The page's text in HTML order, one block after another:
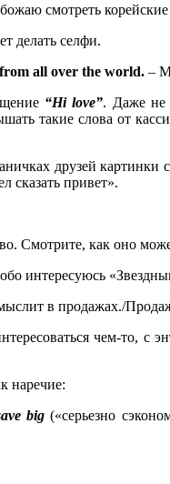
смотреть
делать селфи.
all over the world. –
“Hi love”. Даже не
такие слова от
друзей картинки
сказать привет».
Смотрите, как оно
интересуюсь
в продажах./
чем-то, с
наречие:
big («серьезно